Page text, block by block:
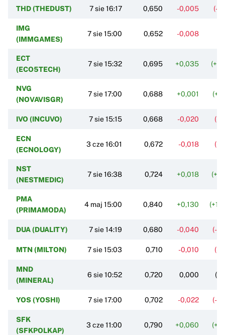
THD (THEDUST) 7 sie 16:17 0,650 -0,005 (-
IMG
(IMMGAMES)
7 sie 15:00 0,652 -0,008
ECT
(ECO5TECH)
7 sie 15:32 0,695 +0,035
NVG
(NOVAVISGR)
7 sie 17:00 0,688 +0,001
IVO (INCUVO) 7 sie 15:15 0,668 -0,020 (-
ECN
(ECNOLOGY)
3 cze 16:01 0,672 -0,018 (-
NST
(NESTMEDIC)
7 sie 16:38 0,724 +0,018
PMA
(PRIMAMODA)
4 maj 15:00 0,840 +0,130
DUA (DUALITY) 7 sie 14:19 0,680 -0,040 (-
MTN (MILTON) 7 sie 15:03 0,710 -0,010 (-
MND
(MINERAL)
6 sie 10:52 0,720 0,000
YOS (YOSHI) 7 sie 17:00 0,702 -0,022 (-
SFK
(SFKPOLKAP)
3 cze 11:00 0,790 +0,060